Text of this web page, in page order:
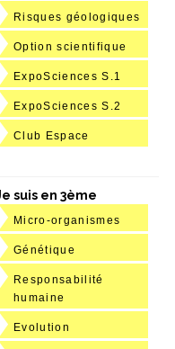
Risques géologiques
Option scientifique
ExpoSciences S.1
ExpoSciences S.2
Club Espace
suis en 3ème
Micro-organismes
Génétique
Responsabilité
humaine
Evolution